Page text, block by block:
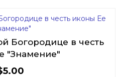
Богородице в честь
"Знамение"